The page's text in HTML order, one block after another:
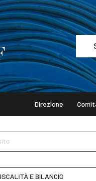
Direzione
E BILANCIO